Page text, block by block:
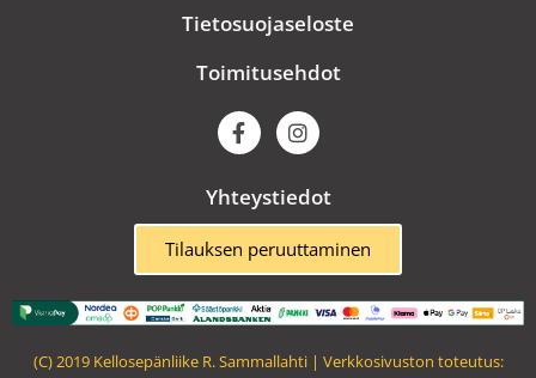
Tietosuojaseloste
Toimitusehdot
F
a
c
b
o
o
k
I
n
s
a
g
r
a
m
Yhteystiedot
Tilauksen peruuttaminen
(C) 2019 Kellosepänliike R. Sammallahti | Verkkosivuston toteutus: